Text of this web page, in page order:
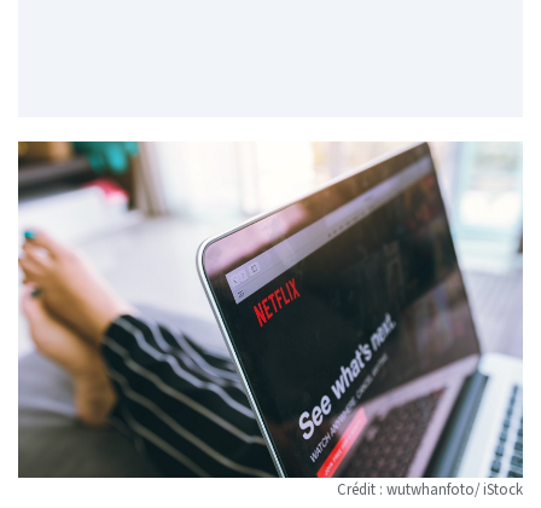
Crédit : wutwhanfoto/ iStock